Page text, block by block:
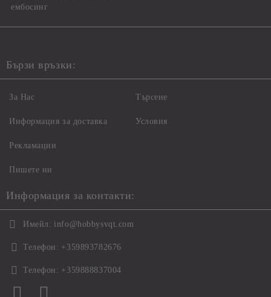
ембосинг
Бързи връзки:
За Нас
Информация за доставка
Рекламации
Пишете ни
Търсене
Условия
Информация за контакти:
Имейл: info@hobbysvqt.com
Телефон: +359893782676
Телефон: +359888837004